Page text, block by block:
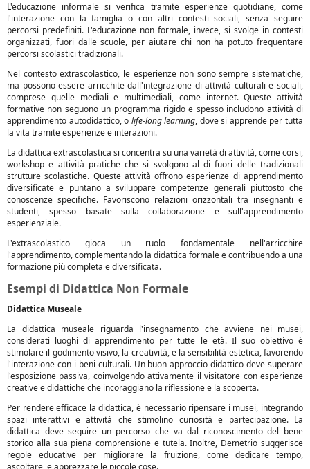
L'educazione informale si verifica tramite esperienze quotidiane, come
l'interazione con la famiglia o con altri contesti sociali, senza seguire
percorsi predefiniti. L'educazione non formale, invece, si svolge in contesti
organizzati, fuori dalle scuole, per aiutare chi non ha potuto frequentare
percorsi scolastici tradizionali.
Nel contesto extrascolastico, le esperienze non sono sempre sistematiche,
ma possono essere arricchite dall'integrazione di attività culturali e sociali,
comprese quelle mediali e multimediali, come internet. Queste attività
formative non seguono un programma rigido e spesso includono attività di
apprendimento autodidattico, o life-long learning, dove si apprende per tutta
la vita tramite esperienze e interazioni.
La didattica extrascolastica si concentra su una varietà di attività, come corsi,
workshop e attività pratiche che si svolgono al di fuori delle tradizionali
strutture scolastiche. Queste attività offrono esperienze di apprendimento
diversificate e puntano a sviluppare competenze generali piuttosto che
conoscenze specifiche. Favoriscono relazioni orizzontali tra insegnanti e
studenti, spesso basate sulla collaborazione e sull'apprendimento
esperienziale.
L'extrascolastico gioca un ruolo fondamentale nell'arricchire
l'apprendimento, complementando la didattica formale e contribuendo a una
formazione più completa e diversificata.
Esempi di Didattica Non Formale
Didattica Museale
La didattica museale riguarda l'insegnamento che avviene nei musei,
considerati luoghi di apprendimento per tutte le età. Il suo obiettivo è
stimolare il godimento visivo, la creatività, e la sensibilità estetica, favorendo
l'interazione con i beni culturali. Un buon approccio didattico deve superare
l'esposizione passiva, coinvolgendo attivamente il visitatore con esperienze
creative e didattiche che incoraggiano la riflessione e la scoperta.
Per rendere efficace la didattica, è necessario ripensare i musei, integrando
spazi interattivi e attività che stimolino curiosità e partecipazione. La
didattica deve seguire un percorso che va dal riconoscimento del bene
storico alla sua piena comprensione e tutela. Inoltre, Demetrio suggerisce
regole educative per migliorare la fruizione, come dedicare tempo,
ascoltare, e apprezzare le piccole cose.